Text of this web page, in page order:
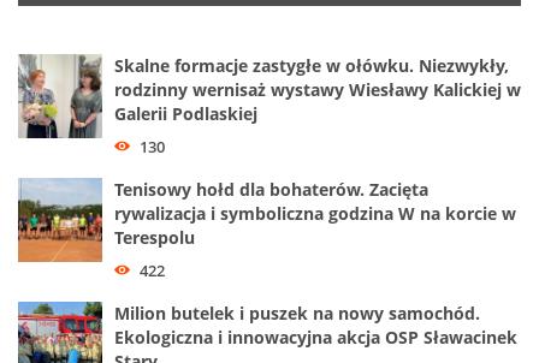
Skalne formacje zastygłe w ołówku. Niezwykły,
rodzinny wernisaż wystawy Wiesławy Kalickiej w
Galerii Podlaskiej
130
Tenisowy hołd dla bohaterów. Zacięta
rywalizacja i symboliczna godzina W na korcie w
Terespolu
422
Milion butelek i puszek na nowy samochód.
Ekologiczna i innowacyjna akcja OSP Sławacinek